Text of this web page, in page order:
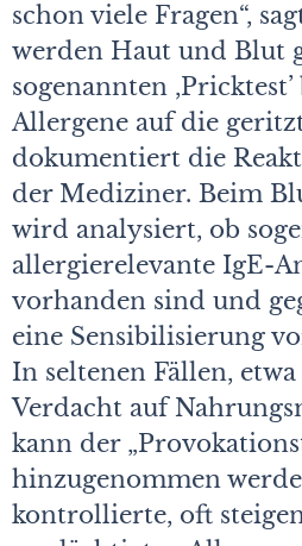
schon viele Fragen“,
werden Haut und Blut
sogenannten
Allergene auf die
dokumentiert die
der Mediziner. Beim
wird analysiert, ob
allergierelevante IgE-
vorhanden sind und
eine Sensibilisierung
In seltenen Fällen,
Verdacht auf
kann der
hinzugenommen
kontrollierte, oft